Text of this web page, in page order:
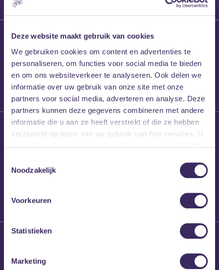
Deze website maakt gebruik van cookies
We gebruiken cookies om content en advertenties te
personaliseren, om functies voor social media te bieden
en om ons websiteverkeer te analyseren. Ook delen we
informatie over uw gebruik van onze site met onze
partners voor social media, adverteren en analyse. Deze
partners kunnen deze gegevens combineren met andere
informatie die u aan ze heeft verstrekt of die ze hebben
verzameld op basis van uw gebruik van hun services. U
Noodzakelijk
Voorkeuren
Statistieken
Marketing
27 maart 2026
Willem’s Blog:
Frans Kalf
26 maart 2026
Willem’s Blog: High
Brennt Vanneste